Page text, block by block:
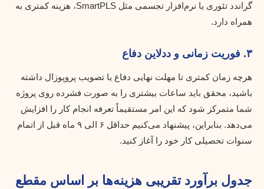
گراندد تئوری یا نرم‌افزار تجسمی مثل SmartPLS، هزینه کمتری به
همراه دارد.
۳. فوریت زمانی و ددلاین دفاع
هرچه زمان کمتری تا مهلت نهایی دفاع یا تصویب پروپوزال داشته
باشید، محقق باید ساعات بیشتری را به صورت فشرده روی پروژه
شما متمرکز شود که این امر مستقیماً تعرفه انجام کار را افزایش
می‌دهد. بنابراین، پیشنهاد می‌کنیم حداقل ۶ الی ۹ ماه قبل از اتمام
سنوات تحصیلی کار خود را آغاز کنید.
جدول برآورد تقریبی هزینه‌ها بر اساس مقطع